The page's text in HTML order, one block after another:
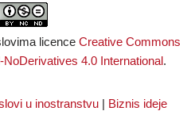
licence Creative Commons
4.0 International.
u inostranstvu | Biznis ideje